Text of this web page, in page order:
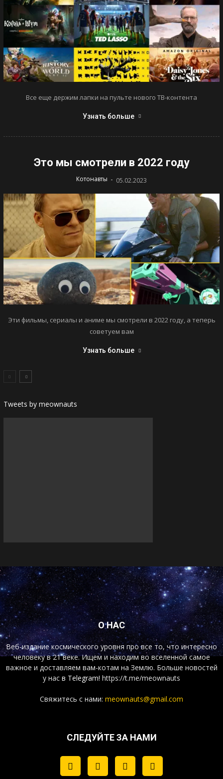
Все еще держим лапки на пульте нового ТВ-контента
Узнать больше
Это мы смотрели в 2022 году
Котонавты - 05.02.2023
Эти фильмы, сериалы и аниме мы смотрели в 2022 году, а теперь
советуем вам
Узнать больше
Tweets by meownauts
О НАС
Веб-издание космического уровня про все то, что интересно
человеку в 21 веке. Ищем и находим во вселенной самое
важное и доставляем вам-котам на Землю. Больше новостей
у нас в Telegram! https://t.me/meownauts
Свяжитесь с нами: meownauts@gmail.com
СЛЕДУЙТЕ ЗА НАМИ